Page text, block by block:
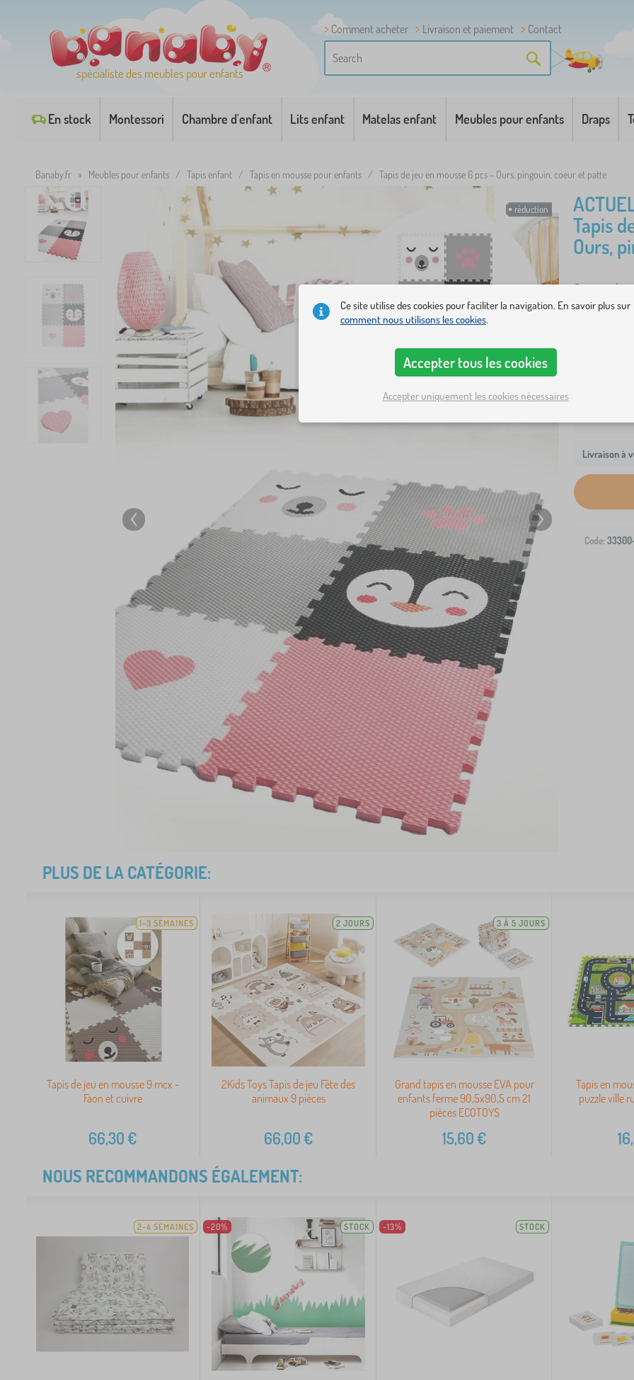
spécialiste des meubles pour enfants
Comment acheter Livraison et paiement
Contact
En stock Montessori Chambre d'enfant Lits enfant Matelas enfant Meubles pour enfants Draps
Banaby.fr » Meubles pour enfants / Tapis enfant / Tapis en mousse pour enfants / Tapis de jeu en mousse 6 pcs - Ours, pingouin, coeur et patte
réduction
Tapis
Ours,
Ce puzzle
de
coussin
Livraison à
Code:
PLUS DE LA CATÉGORIE:
1-3 SEMAINES
Tapis de jeu en mousse 9 mcx -
Faon et cuivre
66,30€
2 JOURS
2Kids Toys Tapis de jeu Fête des
animaux 9 pièces
66,00€
3 À 5 JOURS
Grand tapis en mousse EVA pour
enfants ferme 90,5x90,5 cm 21
pièces ECOTOYS
15,60€
Tapis en
puzzle ville
NOUS RECOMMANDONS ÉGALEMENT:
2-4 SEMAINES -20% STOCK -13% STOCK
Ce site utilise des cookies pour faciliter la navigation. En savoir plus sur
comment nous utilisons les cookies.
Accepter tous les cookies
Accepter uniquement les cookies nécessaires